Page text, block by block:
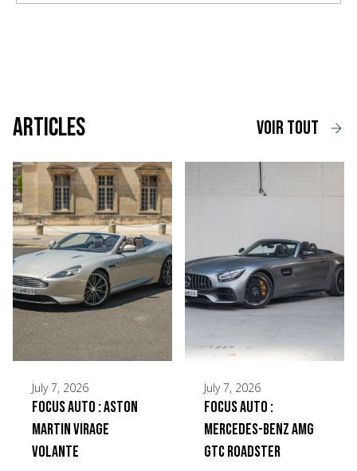
voir tout
Articles
July 7, 2026
Focus Auto : Aston
Martin Virage
Volante
July 7, 2026
Focus Auto :
Mercedes-Benz AMG
GTC Roadster